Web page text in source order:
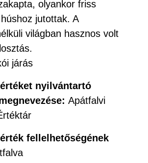
olyankor friss
jutottak. A
világban hasznos volt
járás
nyilvántartó
Apátfalvi
fellelhetőségének